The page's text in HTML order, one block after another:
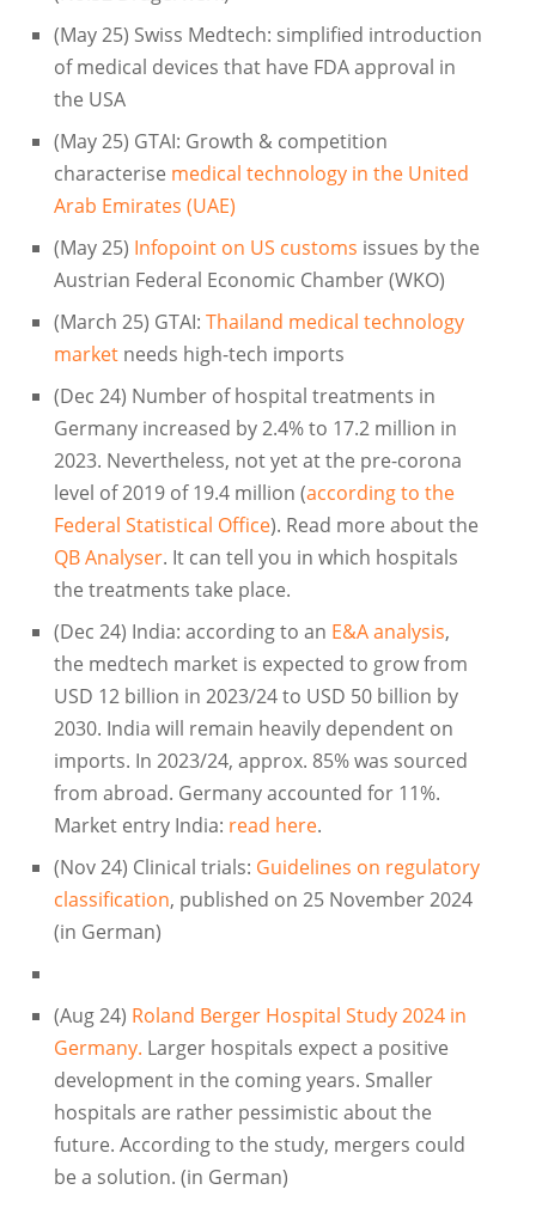
(May 25) Swiss Medtech: simplified introduction
of medical devices that have FDA approval in
the USA
(May 25) GTAI: Growth & competition
characterise medical technology in the United
Arab Emirates (UAE)
(May 25) Infopoint on US customs issues by the
Austrian Federal Economic Chamber (WKO)
(March 25) GTAI: Thailand medical technology
marketneeds high-tech imports
(Dec 24) Number of hospital treatments in
Germany increased by 2.4% to 17.2 million in
2023. Nevertheless, not yet at the pre-corona
level of 2019 of 19.4 million (according to the
Federal Statistical Office). Read more about the
QB Analyser. It can tell you in which hospitals
the treatments take place.
(Dec 24) India: according to an E&A analysis,
the medtech market is expected to grow from
USD 12 billion in 2023/24 to USD 50 billion by
2030. India will remain heavily dependent on
imports. In 2023/24, approx. 85% was sourced
from abroad. Germany accounted for 11%.
Market entry India: read here.
(Nov 24) Clinical trials: Guidelines on regulatory
classification, published on 25 November 2024
(in German)
(Aug 24) Roland Berger Hospital Study 2024 in
Germany. Larger hospitals expect a positive
development in the coming years. Smaller
hospitals are rather pessimistic about the
future. According to the study, mergers could
be a solution. (in German)